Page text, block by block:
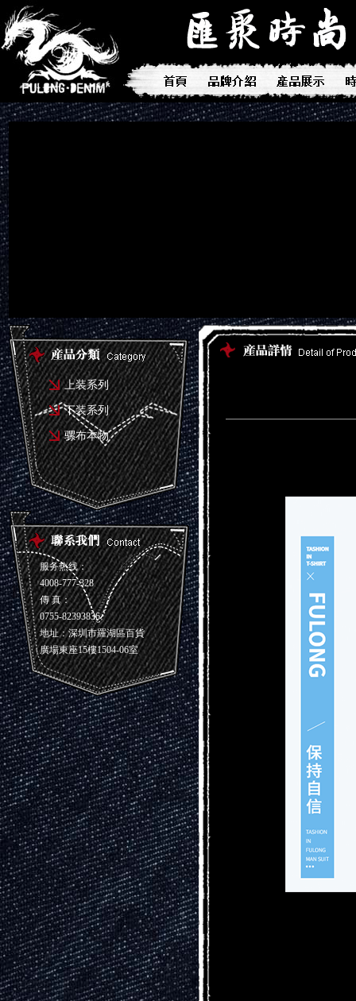
上装系列
下装系列
骡布本物
服务热线：
4008-777-328
傳 真：
0755-82393836
地址：深圳市羅湖區百貨
廣場東座15樓1504-06室